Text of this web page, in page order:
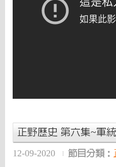
正野歷史 第六集~軍
12-09-2020 節目分類：